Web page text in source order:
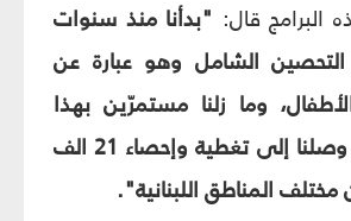
البرامج قال: "بدأنا منذ سنوات
التحصين الشامل وهو عبارة عن
وما زلنا مستمرّين بهذا
المشروع، وقد وصلنا إلى تغطية وإحصاء 21 الف
المناطق اللبنانية".